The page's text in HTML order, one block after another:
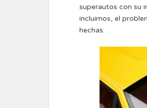
superautos con su
incluimos, el
hechas.